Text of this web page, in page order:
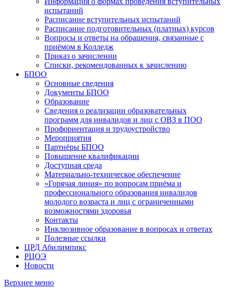
испытаний
Расписание вступительных испытаний
Расписание подготовительных (платных) курсов
Вопросы и ответы на обращения, связанные с
приёмом в Колледж
Приказ о зачислении
Списки, рекомендованных к зачислению
БПОО
Основные сведения
Документы БПОО
Образование
Сведения о реализации образовательных
программ для инвалидов и лиц с ОВЗ в ПОО
Профориентация и трудоустройство
Мероприятия
Партнёры БПОО
Повышение квалификации
Доступная среда
Материально-техническое обеспечение
«Горячая линия» по вопросам приёма и
профессионального образования инвалидов
молодого возраста и лиц с ограниченными
возможностями здоровья
Контакты
Инклюзивное образование в вопросах и ответах
Полезные ссылки
ЦРД Абилимпикс
РЦОЭ
Новости
Верхнее меню